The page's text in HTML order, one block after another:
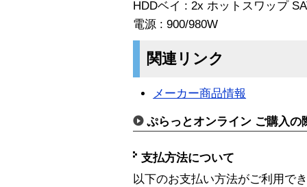
HDDベイ : 2x ホットスワップ
電源 : 900/980W
関連リンク
メーカー商品情報
ぷらっとオンライン ご購入の
支払方法について
以下のお支払い方法がご利用で